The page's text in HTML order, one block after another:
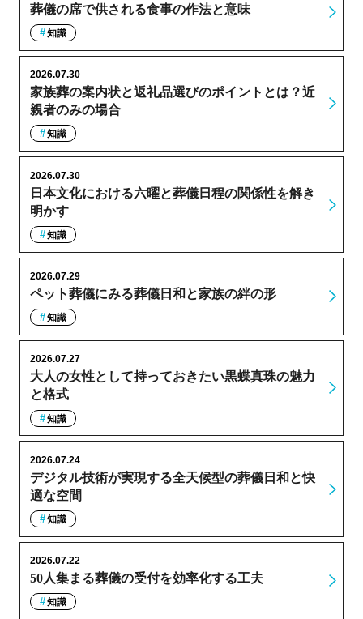
葬儀の席で供される食事の作法と意味
知識
家族葬の案内状と返礼品選びのポイントとは？近
親者のみの場合
2026.07.30
知識
日本文化における六曜と葬儀日程の関係性を解き
明かす
2026.07.30
知識
ペット葬儀にみる葬儀日和と家族の絆の形
2026.07.29
知識
大人の女性として持っておきたい黒蝶真珠の魅力
と格式
2026.07.27
知識
デジタル技術が実現する全天候型の葬儀日和と快
適な空間
2026.07.24
知識
50人集まる葬儀の受付を効率化する工夫
2026.07.22
知識